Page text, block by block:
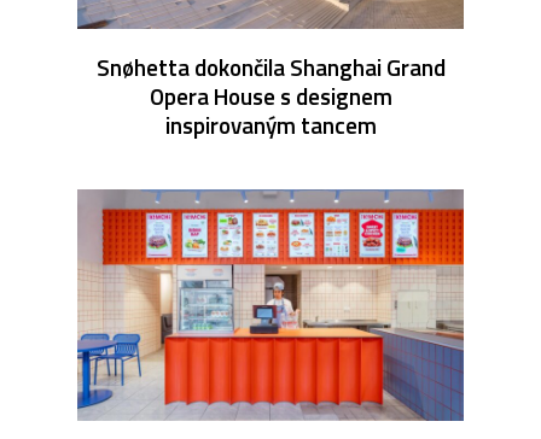
Snøhetta dokončila Shanghai Grand
Opera House s designem
inspirovaným tancem